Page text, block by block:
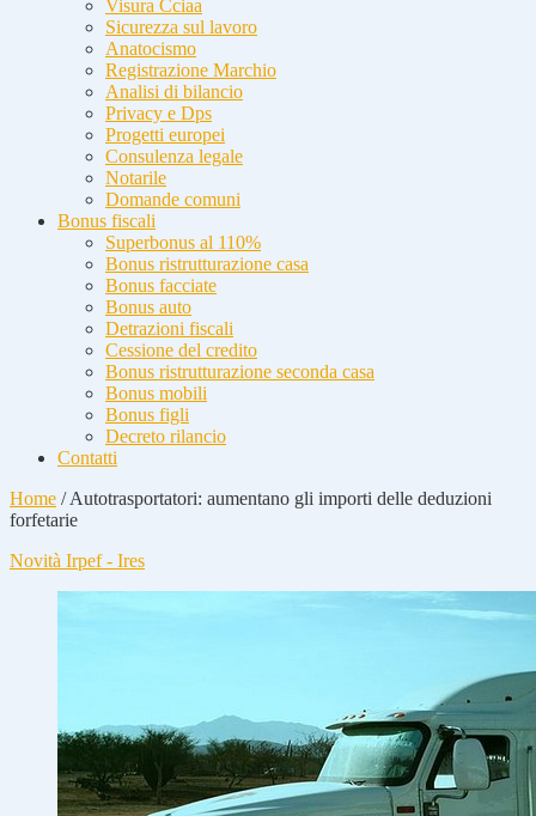
Visura Cciaa
Sicurezza sul lavoro
Anatocismo
Registrazione Marchio
Analisi di bilancio
Privacy e Dps
Progetti europei
Consulenza legale
Notarile
Domande comuni
Bonus fiscali
Superbonus al 110%
Bonus ristrutturazione casa
Bonus facciate
Bonus auto
Detrazioni fiscali
Cessione del credito
Bonus ristrutturazione seconda casa
Bonus mobili
Bonus figli
Decreto rilancio
Contatti
Home /Autotrasportatori: aumentano gli importi delle deduzioni
forfetarie
Novità Irpef - Ires